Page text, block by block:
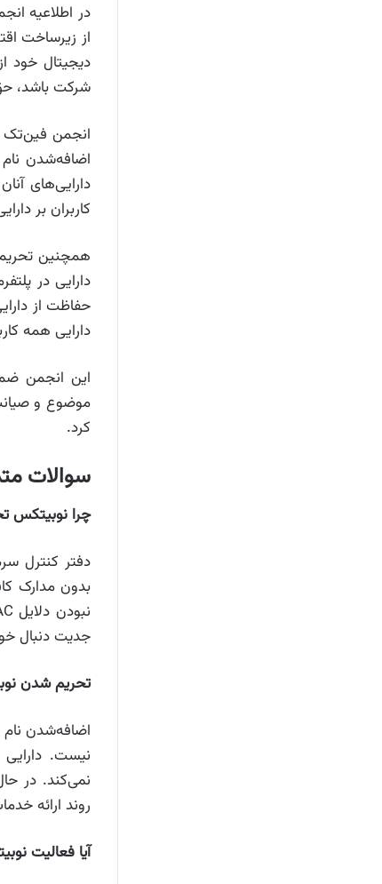
در اطلاعیه
از زیرساخت
دیجیتال خود
شرکت باشد، حق
انجمن فین‌تک
اضافه‌شدن
دارایی‌های
کاربران بر
همچنین
دارایی در
حفاظت از
دارایی همه
این انجمن
موضوع و
کرد.
سوالات
چرا نوبیتکس
بدون مدارک
جدیت دنبال
تحریم شدن
نیست.
نمی‌کند. در
روند ارائه
آیا فعالیت